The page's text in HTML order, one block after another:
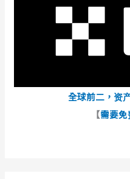
全球前二，资
【需要免